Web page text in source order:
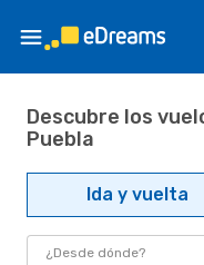
Descubre los
Puebla
Ida y vuelta
¿Desde dónde?